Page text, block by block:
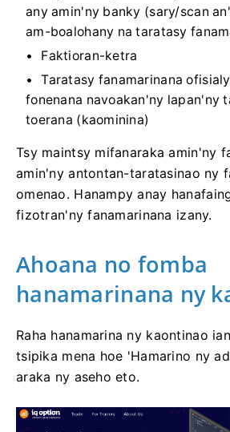
any amin'ny banky (sary/scan
am-boalohany na taratasy
Faktioran-ketra
Taratasy fanamarinana
fonenana navoakan'ny lapan'ny
toerana (kaominina)
Tsy maintsy mifanaraka amin'ny
amin'ny antontan-taratasinao ny
omenao. Hanampy anay
fizotran'ny fanamarinana izany.
Ahoana no fomba
hanamarinana ny
Raha hanamarina ny kaontinao
tsipika mena hoe 'Hamarino ny
araka ny aseho eto.